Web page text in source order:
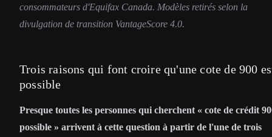
consommateurs d'Equifax Canada. Modèles retirés selon la
divulgation de transition VantageScore 4.0.
Trois raisons qui font croire qu'une cote de 900
possible
Presque toutes les personnes qui cherchent « cote de crédit
possible » arrivent à cette question à partir de l'une de trois